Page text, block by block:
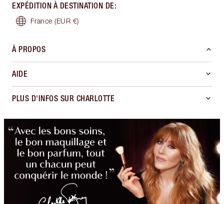
EXPÉDITION À DESTINATION DE:
France (EUR €)
À PROPOS
AIDE
PLUS D'INFOS SUR CHARLOTTE